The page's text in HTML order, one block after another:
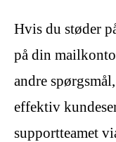
Hvis du støder
på din
andre
effektiv
supportteamet